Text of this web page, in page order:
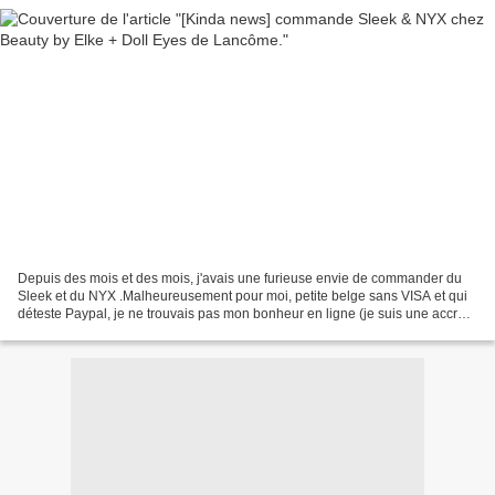
Depuis des mois et des mois, j'avais une furieuse envie de commander du
Sleek et du NYX .Malheureusement pour moi, petite belge sans VISA et qui
déteste Paypal, je ne trouvais pas mon bonheur en ligne (je suis une accro